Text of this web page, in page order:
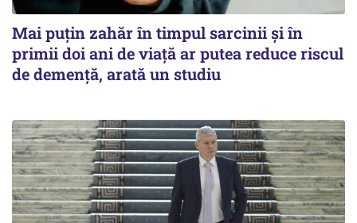
Mai puțin zahăr în timpul sarcinii și în
primii doi ani de viață ar putea reduce riscul
de demență, arată un studiu